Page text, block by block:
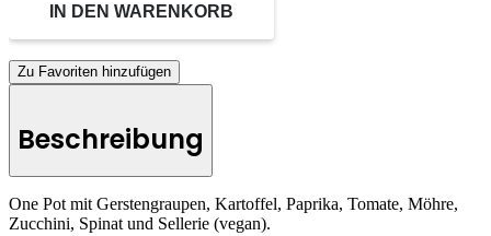
IN DEN WARENKORB
Zu Favoriten hinzufügen
Beschreibung
One Pot mit Gerstengraupen, Kartoffel, Paprika, Tomate, Möhre,
Zucchini, Spinat und Sellerie (vegan).